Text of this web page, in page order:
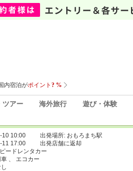
ツアー 海外旅行 遊び・体験
10 10:00
出発場所: おもろまち駅
11 17:00
出発店舗に返却
ードレンタカー
、 エコカー